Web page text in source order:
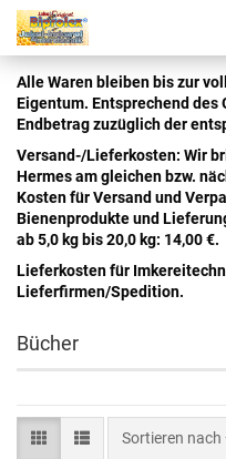
Alle Waren bleiben bis zur
Eigentum. Entsprechend
Endbetrag zuzüglich der
Versand-/Lieferkosten: Wir
Hermes am gleichen bzw.
Kosten für Versand und
Bienenprodukte und
ab 5,0 kg bis 20,0 kg: 14,00 €.
Lieferkosten für
Lieferfirmen/Spedition.
Bücher
Sortieren nach